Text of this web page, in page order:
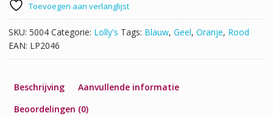
Toevoegen aan verlanglijst
SKU: 5004 Categorie: Lolly's Tags: Blauw, Geel, Oranje, Rood
EAN: LP2046
Beschrijving
Aanvullende informatie
Beoordelingen (0)